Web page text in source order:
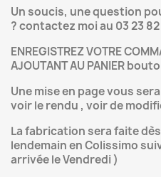
Un soucis, une question
? contactez moi au 03 23
ENREGISTREZ VOTRE
AJOUTANT AU PANIER
Une mise en page vous
voir le rendu , voir de
La fabrication sera faite
lendemain en Colissimo
arrivée le Vendredi )